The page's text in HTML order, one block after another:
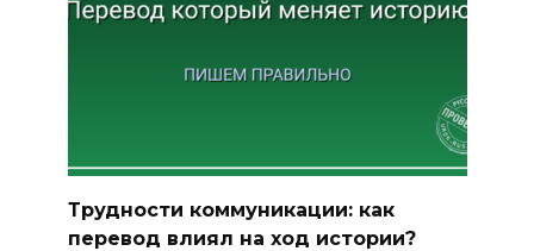
Трудности коммуникации: как
перевод влиял на ход истории?